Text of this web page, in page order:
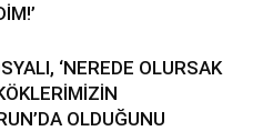
‘NEREDE OLURSAK
OLDUĞUNU